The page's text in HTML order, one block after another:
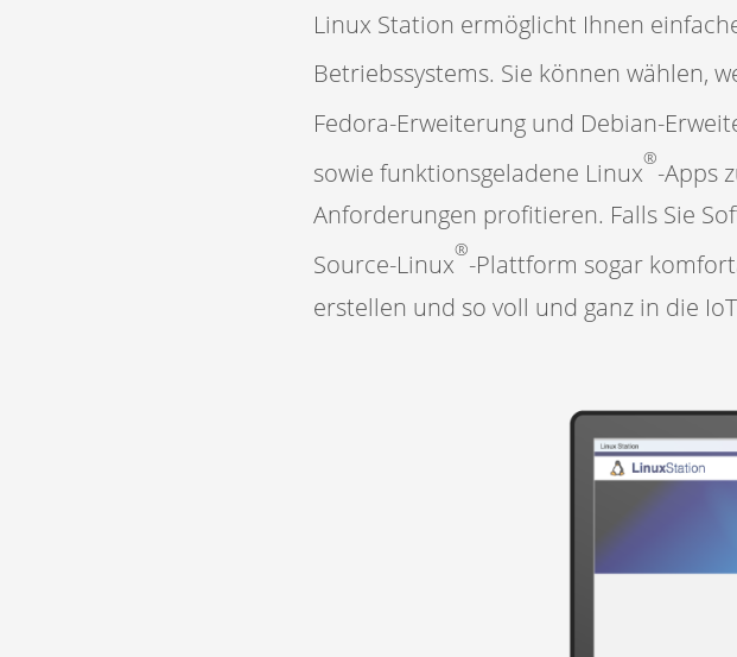
Linux Station ermöglicht Ihnen
Betriebssystems. Sie können wählen,
Fedora-Erweiterung und Debian-
sowie funktionsgeladene Linux®-Apps
Anforderungen profitieren. Falls Sie
Source-Linux®-Plattform sogar
erstellen und so voll und ganz in die